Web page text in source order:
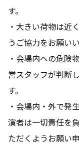
す。
・大きい荷物は近
うご協力をお願い
・会場内への危険
営スタッフが判断
す。
・会場内・外で発
演者は一切責任を
ただくようお願い